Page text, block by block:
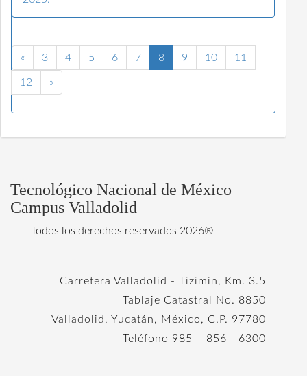
« 3 4 5 6 7 8 9 10 11
12 »
Tecnológico Nacional de México
Campus Valladolid
Todos los derechos reservados 2026®
Carretera Valladolid - Tizimín, Km. 3.5
Tablaje Catastral No. 8850
Valladolid, Yucatán, México, C.P. 97780
Teléfono 985 – 856 - 6300